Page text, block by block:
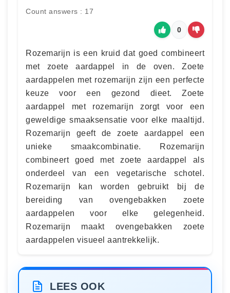
Count answers : 17
0
Rozemarijn is een kruid dat goed combineert
met zoete aardappel in de oven. Zoete
aardappelen met rozemarijn zijn een perfecte
keuze voor een gezond dieet. Zoete
aardappel met rozemarijn zorgt voor een
geweldige smaaksensatie voor elke maaltijd.
Rozemarijn geeft de zoete aardappel een
unieke smaakcombinatie. Rozemarijn
combineert goed met zoete aardappel als
onderdeel van een vegetarische schotel.
Rozemarijn kan worden gebruikt bij de
bereiding van ovengebakken zoete
aardappelen voor elke gelegenheid.
Rozemarijn maakt ovengebakken zoete
aardappelen visueel aantrekkelijk.
LEES OOK